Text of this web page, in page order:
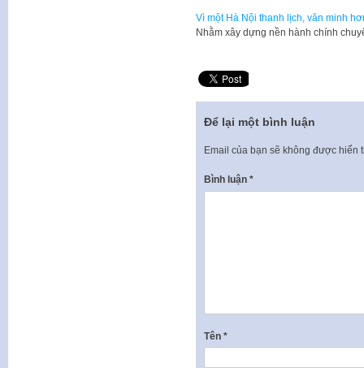
Vì một Hà Nội thanh lịch, văn minh
Nhằm xây dựng nền hành chính
Để lại một bình luận
Email của bạn sẽ không được hiển
Bình luận *
Tên *